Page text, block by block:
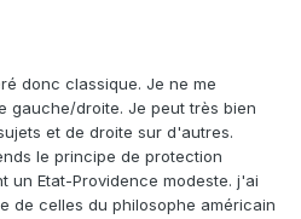
donc classique. Je ne me
gauche/droite. Je peut très bien
et de droite sur d'autres.
le principe de protection
un Etat-Providence modeste. j'ai
de celles du philosophe américain